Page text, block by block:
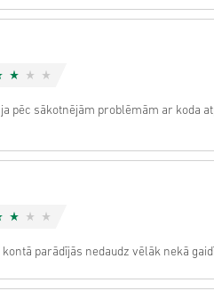
pēc sākotnējām problēmām ar koda
parādījās nedaudz vēlāk nekā